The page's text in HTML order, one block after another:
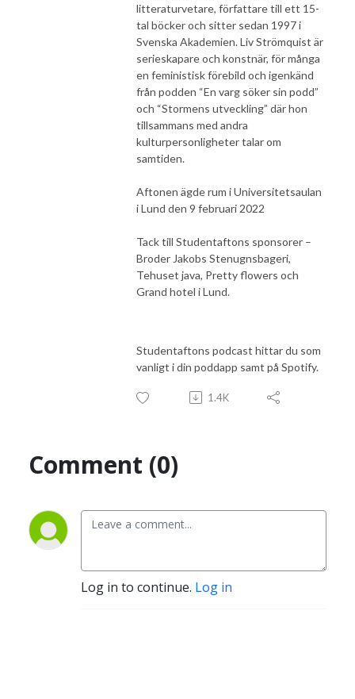
litteraturvetare, författare till ett 15-
tal böcker och sitter sedan 1997 i
Svenska Akademien. Liv Strömquist är
serieskapare och konstnär, för många
en feministisk förebild och igenkänd
från podden “En varg söker sin podd”
och “Stormens utveckling” där hon
tillsammans med andra
kulturpersonligheter talar om
samtiden.
Aftonen ägde rum i Universitetsaulan
i Lund den 9 februari 2022
Tack till Studentaftons sponsorer –
Broder Jakobs Stenugnsbageri,
Tehuset java, Pretty flowers och
Grand hotel i Lund.
Studentaftons podcast hittar du som
vanligt i din poddapp samt på Spotify.
1.4K
Comment (0)
Log in to continue. Log in